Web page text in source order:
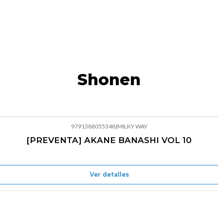
Shonen
9791388055348|MILKY WAY
[PREVENTA] AKANE BANASHI VOL 10
Ver detalles